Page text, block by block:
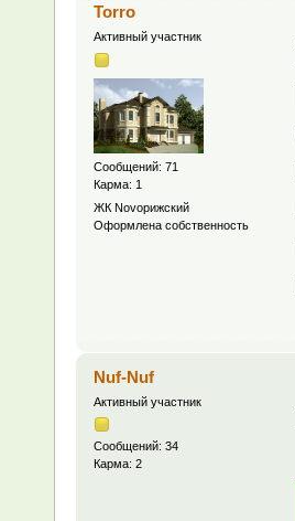
Torro
Активный участник
Сообщений: 71
Карма: 1
ЖК Novoрижский
Оформлена собственность
Nuf-Nuf
Активный участник
Сообщений: 34
Карма: 2